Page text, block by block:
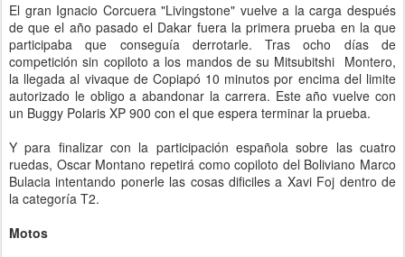
El gran Ignacio Corcuera "Livingstone" vuelve a la carga después
de que el año pasado el Dakar fuera la primera prueba en la que
participaba que conseguía derrotarle. Tras ocho días de
competición sin copiloto a los mandos de su Mitsubitshi Montero,
la llegada al vivaque de Copiapó 10 minutos por encima del limite
autorizado le obligo a abandonar la carrera. Este año vuelve con
un Buggy Polaris XP 900 con el que espera terminar la prueba.
Y para finalizar con la participación española sobre las cuatro
ruedas, Oscar Montano repetirá como copiloto del Boliviano Marco
Bulacia intentando ponerle las cosas dificiles a Xavi Foj dentro de
la categoría T2.
Motos